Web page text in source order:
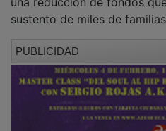
sustento de miles de